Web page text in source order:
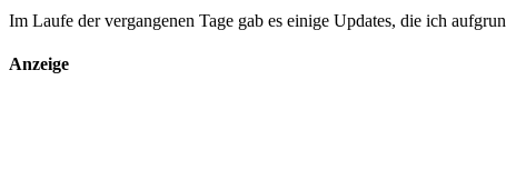
Im Laufe der vergangenen Tage gab es einige Updates, die ich
Anzeige